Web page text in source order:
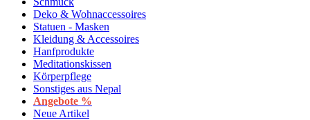
Deko & Wohnaccessoires
Statuen - Masken
Kleidung & Accessoires
Hanfprodukte
Meditationskissen
Körperpflege
Sonstiges aus Nepal
Angebote %
Neue Artikel